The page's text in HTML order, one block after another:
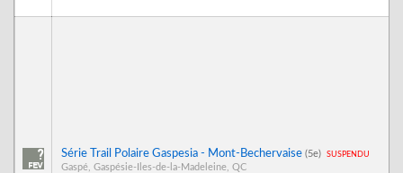
? Série Trail Polaire Gaspesia - Mont-Bechervaise (5e) suspendu
Gaspé, Gaspésie-Iles-de-la-Madeleine, QC